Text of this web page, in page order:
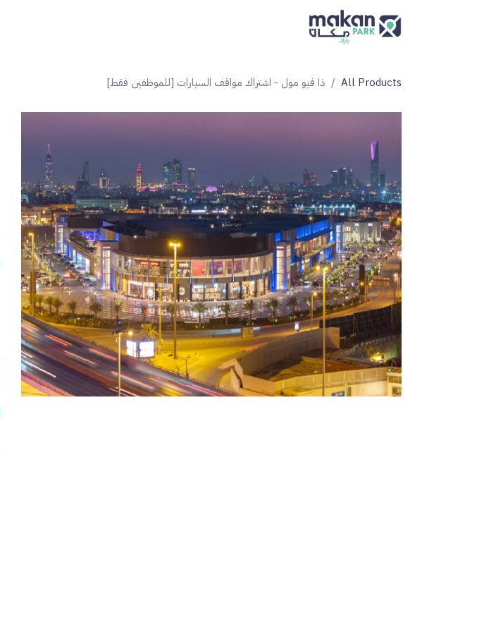
All Products ذا فيو مول - اشتراك مواقف السيارات [للموظفين فقط]